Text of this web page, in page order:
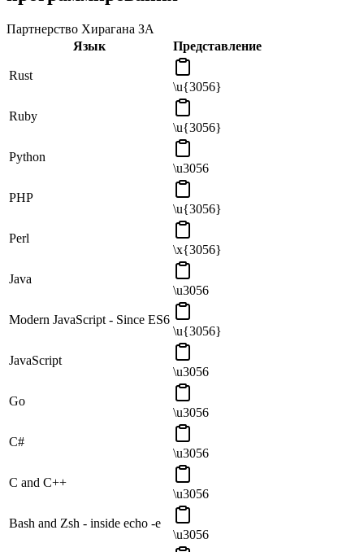
Партнерство Хирагана ЗА
Язык
Представление
Rust
\u{3056}
Ruby
\u{3056}
Python
\u3056
PHP
\u{3056}
Perl
\x{3056}
Java
\u3056
Modern JavaScript - Since ES6
\u{3056}
JavaScript
\u3056
Go
\u3056
C#
\u3056
C and C++
\u3056
Bash and Zsh - inside echo -e
\u3056